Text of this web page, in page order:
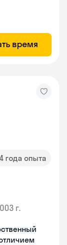
время
года опыта
г.